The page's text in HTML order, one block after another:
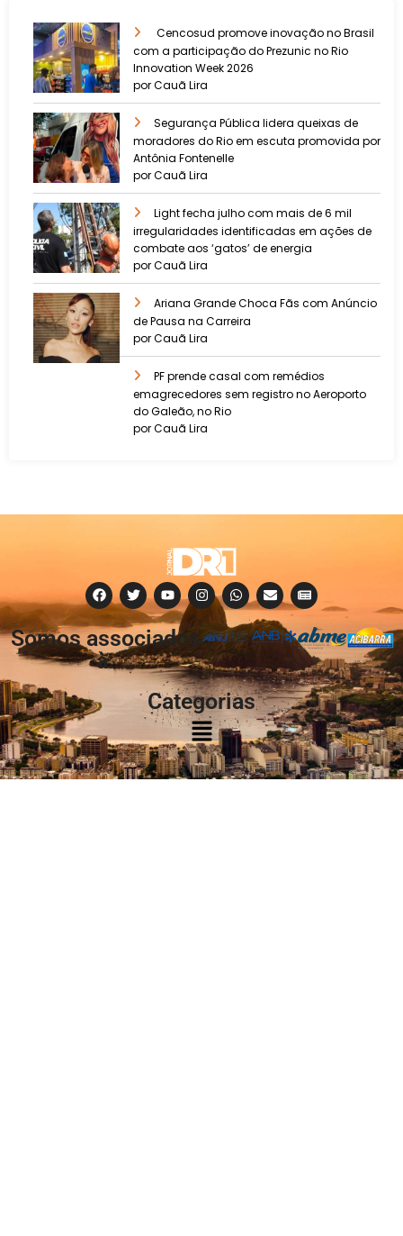
Cencosud promove inovação no Brasil
com a participação do Prezunic no Rio
Innovation Week 2026
por Cauã Lira
​Segurança Pública lidera queixas de
moradores do Rio em escuta promovida por
Antônia Fontenelle
por Cauã Lira
Light fecha julho com mais de 6 mil
irregularidades identificadas em ações de
combate aos ‘gatos’ de energia
por Cauã Lira
Ariana Grande Choca Fãs com Anúncio
de Pausa na Carreira
por Cauã Lira
PF prende casal com remédios
emagrecedores sem registro no Aeroporto
do Galeão, no Rio
por Cauã Lira
Somos associados
à:
Categorias